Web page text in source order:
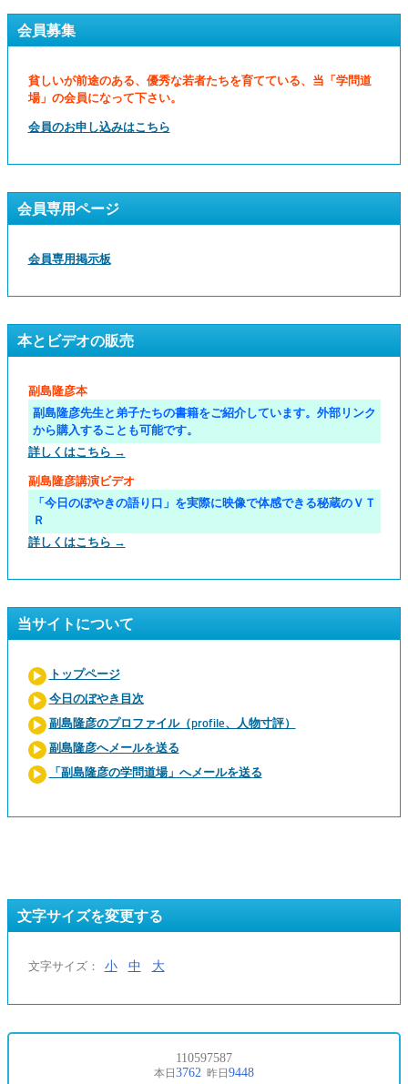
会員募集
貧しいが前途のある、優秀な若者たちを育てている、当「学問道
場」の会員になって下さい。
会員のお申し込みはこちら
会員専用ページ
会員専用掲示板
本とビデオの販売
副島隆彦本
副島隆彦先生と弟子たちの書籍をご紹介しています。外部リンク
から購入することも可能です。
詳しくはこちら →
副島隆彦講演ビデオ
「今日のぼやきの語り口」を実際に映像で体感できる秘蔵のＶＴ
Ｒ
詳しくはこちら →
当サイトについて
トップページ
今日のぼやき目次
副島隆彦のプロファイル（profile、人物寸評）
副島隆彦へメールを送る
「副島隆彦の学問道場」へメールを送る
文字サイズを変更する
文字サイズ： 小 中 大